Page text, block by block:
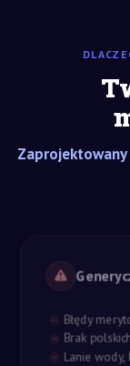
Błędy
Brak
Lanie